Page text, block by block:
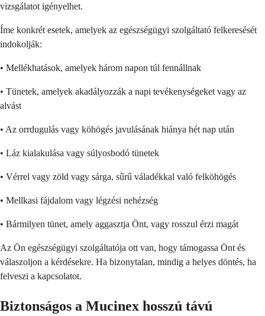
vizsgálatot igényelhet.
Íme konkrét esetek, amelyek az egészségügyi szolgáltató felkeresését
indokolják:
• Mellékhatások, amelyek három napon túl fennállnak
• Tünetek, amelyek akadályozzák a napi tevékenységeket vagy az
alvást
• Az orrdugulás vagy köhögés javulásának hiánya hét nap után
• Láz kialakulása vagy súlyosbodó tünetek
• Vérrel vagy zöld vagy sárga, sűrű váladékkal való felköhögés
• Mellkasi fájdalom vagy légzési nehézség
• Bármilyen tünet, amely aggasztja Önt, vagy rosszul érzi magát
Az Ön egészségügyi szolgáltatója ott van, hogy támogassa Önt és
válaszoljon a kérdésekre. Ha bizonytalan, mindig a helyes döntés, ha
felveszi a kapcsolatot.
Biztonságos a Mucinex hosszú távú